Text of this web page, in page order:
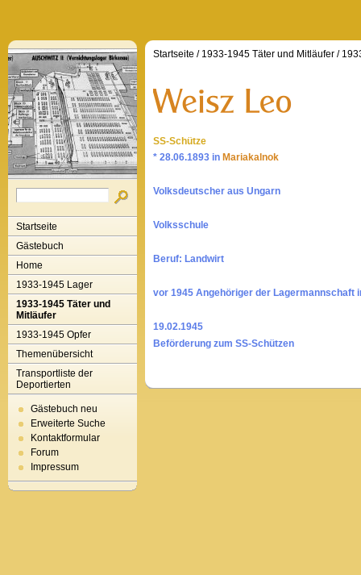
Startseite
Gästebuch
Home
1933-1945 Lager
1933-1945 Täter und
Mitläufer
1933-1945 Opfer
Themenübersicht
Transportliste der
Deportierten
Gästebuch neu
Erweiterte Suche
Kontaktformular
Forum
Impressum
Startseite / 1933-1945 Täter und Mitläufer /
SS-Schütze
* 28.06.1893 in Mariakalnok
Volksdeutscher aus Ungarn
Volksschule
Beruf: Landwirt
vor 1945 Angehöriger der Lagermannschaft
19.02.1945
Beförderung zum SS-Schützen